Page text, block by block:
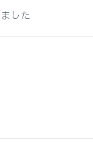
した